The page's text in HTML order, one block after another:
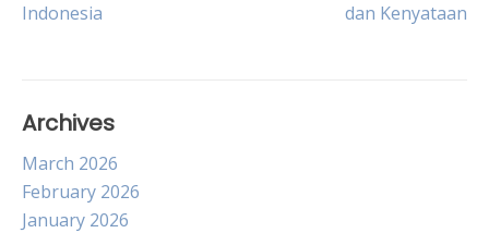
navigation
Indonesia
dan Kenyataan
Archives
March 2026
February 2026
January 2026